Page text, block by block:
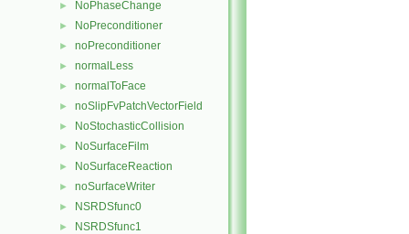
► NoPhaseChange
► NoPreconditioner
► noPreconditioner
► normalLess
► normalToFace
► noSlipFvPatchVectorField
► NoStochasticCollision
► NoSurfaceFilm
► NoSurfaceReaction
► noSurfaceWriter
► NSRDSfunc0
► NSRDSfunc1